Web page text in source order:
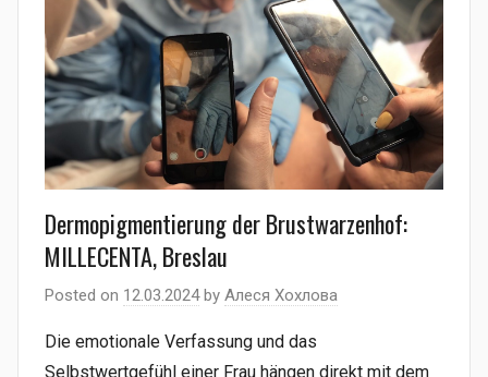
Dermopigmentierung der Brustwarzenhof:
MILLECENTA, Breslau
Posted on 12.03.2024by Алеся Хохлова
Die emotionale Verfassung und das
Selbstwertgefühl einer Frau hängen direkt mit dem